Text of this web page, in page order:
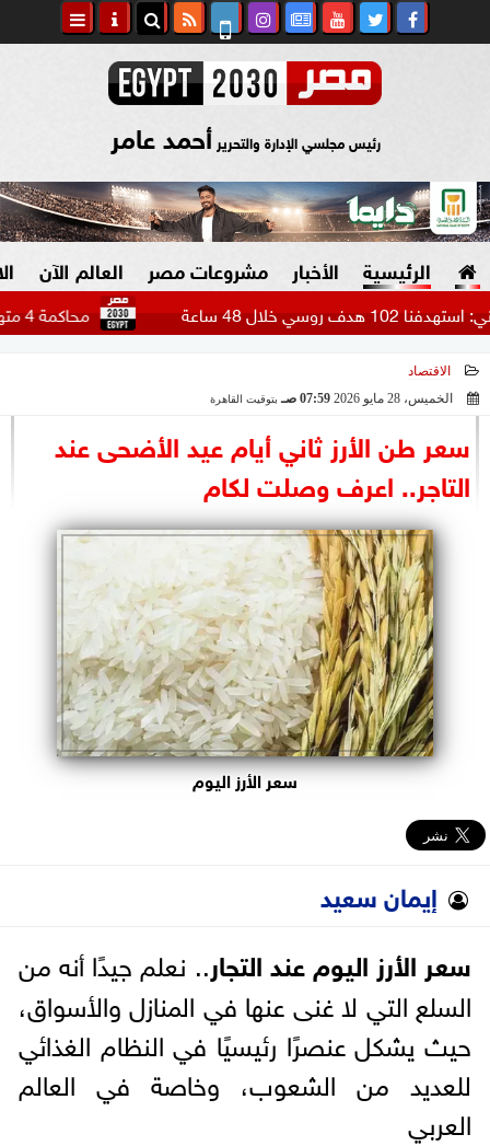
رئيس مجلسي الإدارة والتحرير أحمد عامر
الرئيسية الأخبار
السياسة
الرئاسة
البرلمان
الوزارات
الأحزاب
دين وفتاوى
مشروعات مصر
صنع في مصر
العالم الآن
محاكمة 4 متهمين بقضية فض اعتصام النهضة.. اليوم ساعة
الاقتصاد
الخميس، 28 مايو 2026
07:59 صـ بتوقيت القاهرة
سعر طن الأرز ثاني أيام عيد الأضحى عند
التاجر.. اعرف وصلت لكام
سعر الأرز اليوم
إيمان سعيد
سعر الأرز اليوم عند التجار.. نعلم جيدًا أنه من
السلع التي لا غنى عنها في المنازل والأسواق،
حيث يشكل عنصرًا رئيسيًا في النظام الغذائي
للعديد من الشعوب، وخاصة في العالم
العربي